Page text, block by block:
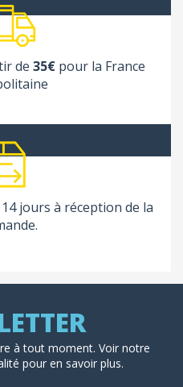
de 35€pour la France
jours à réception de la
à tout moment. Voir notre
pour en savoir plus.